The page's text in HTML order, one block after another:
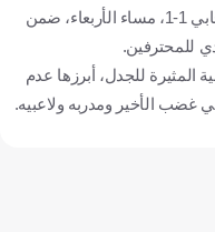
وانتهت مباراة الأهلي والفيحاء، بالتعادل الإيجابي 1-1، مساء الأربعاء، ضمن
المثيرة للجدل، أبرزها عدم
غضب الأخير ومدربه ولاعبيه.